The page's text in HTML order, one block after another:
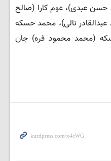
حسن عبدی)، عوم کارا (صالح
نالی)، محمد حسکه
(محمد محمود فره) جان